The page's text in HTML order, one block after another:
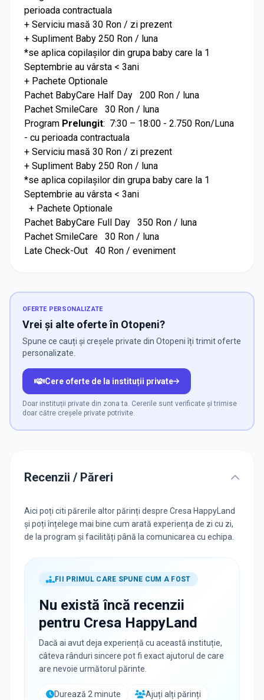
perioada contractuala
+ Serviciu masă 30 Ron / zi prezent
+ Supliment Baby 250 Ron / luna
*se aplica copilașilor din grupa baby care la 1
Septembrie au vârsta < 3ani
+ Pachete Optionale
Pachet BabyCare Half Day 200 Ron / luna
Pachet SmileCare 30 Ron / luna
Program Prelungit: 7:30 – 18:00 - 2.750 Ron/Luna
- cu perioada contractuala
+ Serviciu masă 30 Ron / zi prezent
+ Supliment Baby 250 Ron / luna
*se aplica copilașilor din grupa baby care la 1
Septembrie au vârsta < 3ani
+ Pachete Optionale
Pachet BabyCare Full Day 350 Ron / luna
Pachet SmileCare 30 Ron / luna
Late Check-Out 40 Ron / eveniment
OFERTE PERSONALIZATE
Vrei și alte oferte în Otopeni?
Spune ce cauți și creșele private din Otopeni îți trimit oferte
personalizate.
Cere oferte de la instituții private
Doar instituții private din zona ta. Cererile sunt verificate și trimise
doar către creșele private potrivite.
Recenzii / Păreri
Aici poți citi părerile altor părinți despre Cresa HappyLand
și poți înțelege mai bine cum arată experiența de zi cu zi,
de la program și facilități până la comunicarea cu echipa.
FII PRIMUL CARE SPUNE CUM A FOST
Nu există încă recenzii
pentru Cresa HappyLand
Dacă ai avut deja experiență cu această instituție,
câteva rânduri sincere pot fi exact ajutorul de care
are nevoie următorul părinte.
Durează 2 minute
Ajuți alți părinți